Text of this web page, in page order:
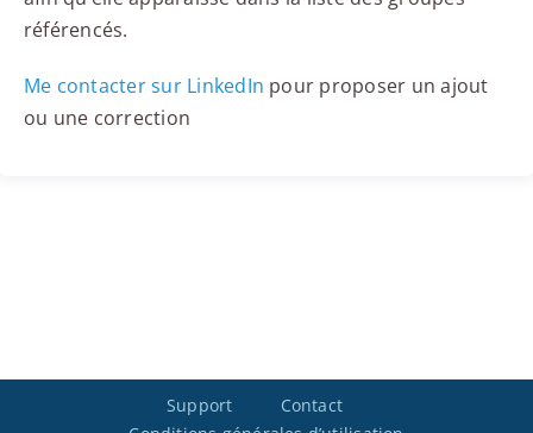
référencés.
Me contacter sur LinkedIn pour proposer un ajout
ou une correction
Support
Contact